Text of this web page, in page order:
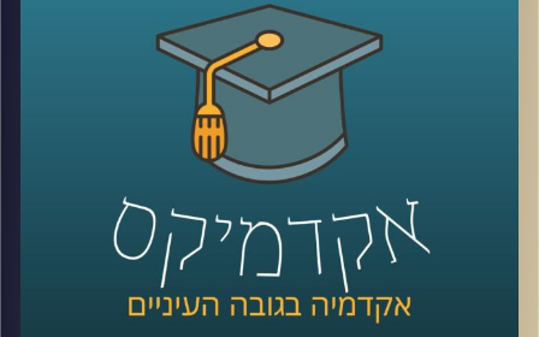
וזה בדיוק מה שד"ר אמנון כוורי מביה"ס לאודר
לממשל, דיפלומטיה ואסטרטגיה עושה במסגרת
המחקר שלו על דעת הקהל האמריקאית כלפי
ד"ר כוורי מראה במחקרו כיצד האליטה
הפוליטית בארה"ב הפכה את הנושא של חיבה
כלפי ישראל כנושא מוביל בדיון על מדיניות
החוץ של ארה"ב, וכיצד הוא לוקח חלק חשוב